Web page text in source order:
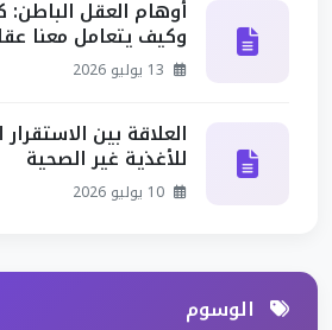
أوهام العقل الباطن:
وكيف يتعامل معنا
العلاقة بين
للأغذية غير الصحية
الوسوم